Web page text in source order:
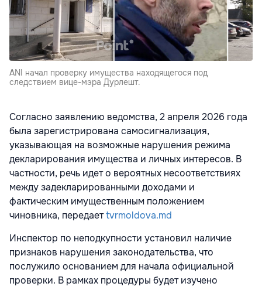
ANI начал проверку имущества находящегося под
следствием вице-мэра Дурлешт.
Согласно заявлению ведомства, 2 апреля 2026 года
была зарегистрирована самосигнализация,
указывающая на возможные нарушения режима
декларирования имущества и личных интересов. В
частности, речь идет о вероятных несоответствиях
между задекларированными доходами и
фактическим имущественным положением
чиновника, передаетtvrmoldova.md
Инспектор по неподкупности установил наличие
признаков нарушения законодательства, что
послужило основанием для начала официальной
проверки. В рамках процедуры будет изучено